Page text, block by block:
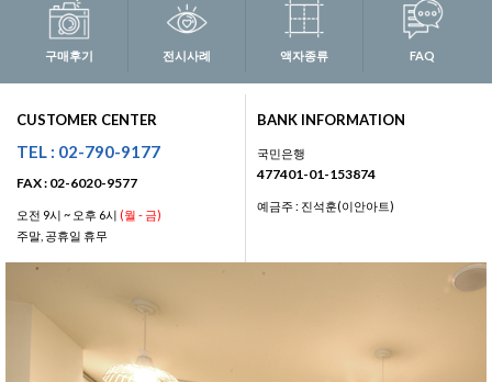
구매후기 전시사례 액자종류 FAQ
CUSTOMER CENTER
TEL : 02-790-9177
FAX : 02-6020-9577
오전 9시 ~ 오후 6시 (월 - 금)
주말, 공휴일 휴무
BANK INFORMATION
국민은행
477401-01-153874
예금주 : 진석훈(이안아트)